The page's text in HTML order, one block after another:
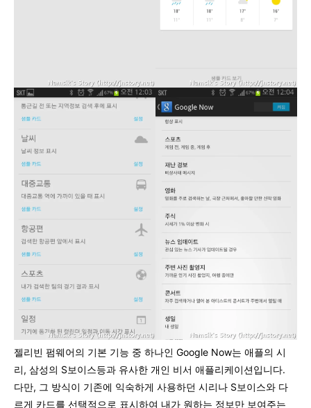
젤리빈 펌웨어의 기본 기능 중 하나인 Google Now는 애플의 시
리, 삼성의 S보이스등과 유사한 개인 비서 애플리케이션입니다.
다만, 그 방식이 기존에 익숙하게 사용하던 시리나 S보이스와 다
르게 카드를 선택적으로 표시하여 내가 원하는 정보만 보여주는